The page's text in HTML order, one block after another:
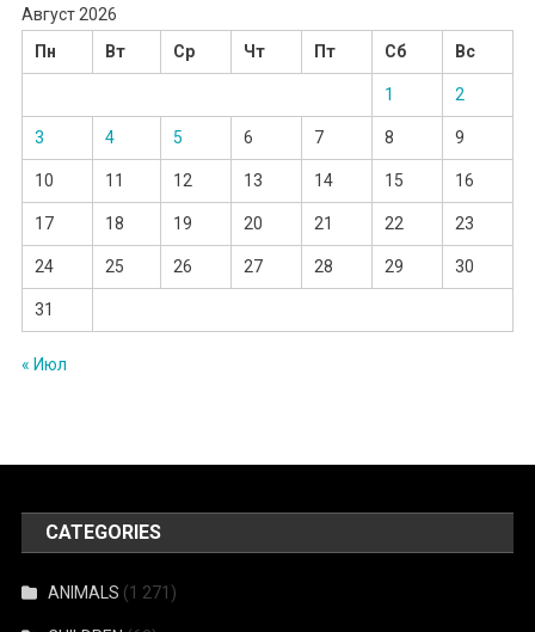
Август 2026
Пн
Вт Ср Чт Пт Сб Вс
1 2
3 4 5 6 7 8 9
10 11 12 13 14 15 16
17 18 19 20 21 22 23
24 25 26 27 28 29 30
31
« Июл
CATEGORIES
ANIMALS (1 271)